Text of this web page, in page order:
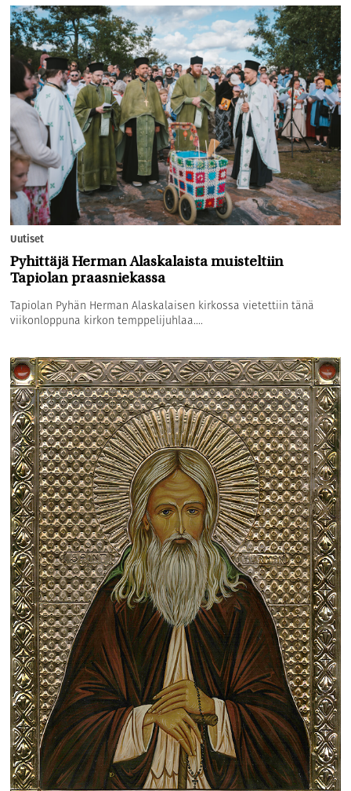
Uutiset
Pyhittäjä Herman Alaskalaista muisteltiin
Tapiolan praasniekassa
Tapiolan Pyhän Herman Alaskalaisen kirkossa vietettiin tänä
viikonloppuna kirkon temppelijuhlaa....